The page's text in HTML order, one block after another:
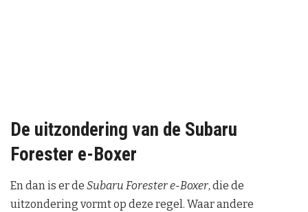
De uitzondering van de Subaru
Forester e-Boxer
En dan is er de Subaru Forester e-Boxer, die de
uitzondering vormt op deze regel. Waar andere